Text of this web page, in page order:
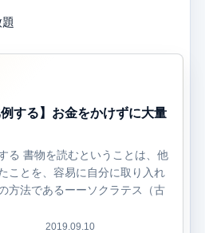
例する】お金をかけずに大量
る 書物を読むということは、他
ことを、容易に自分に取り入れ
方法であるーーソクラテス（古
2019.09.10